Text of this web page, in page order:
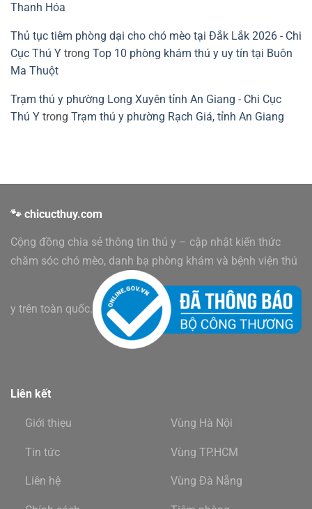
Thanh Hóa
Thủ tục tiêm phòng dại cho chó mèo tại Đắk Lắk 2026 - Chi
Cục Thú Y trong Top 10 phòng khám thú y uy tín tại Buôn
Ma Thuột
Trạm thú y phường Long Xuyên tỉnh An Giang - Chi Cục
Thú Y trong Trạm thú y phường Rạch Giá, tỉnh An Giang
🐾 chicucthuy.com
Cộng đồng chia sẻ thông tin thú y – cập nhật kiến thức
chăm sóc chó mèo, danh bạ phòng khám và bệnh viện thú
y trên toàn quốc.
Liên kết
Giới thiẹu
Tin tức
Liên hệ
Vùng Hà Nội
Vùng TP.HCM
Vùng Đà Nẵng